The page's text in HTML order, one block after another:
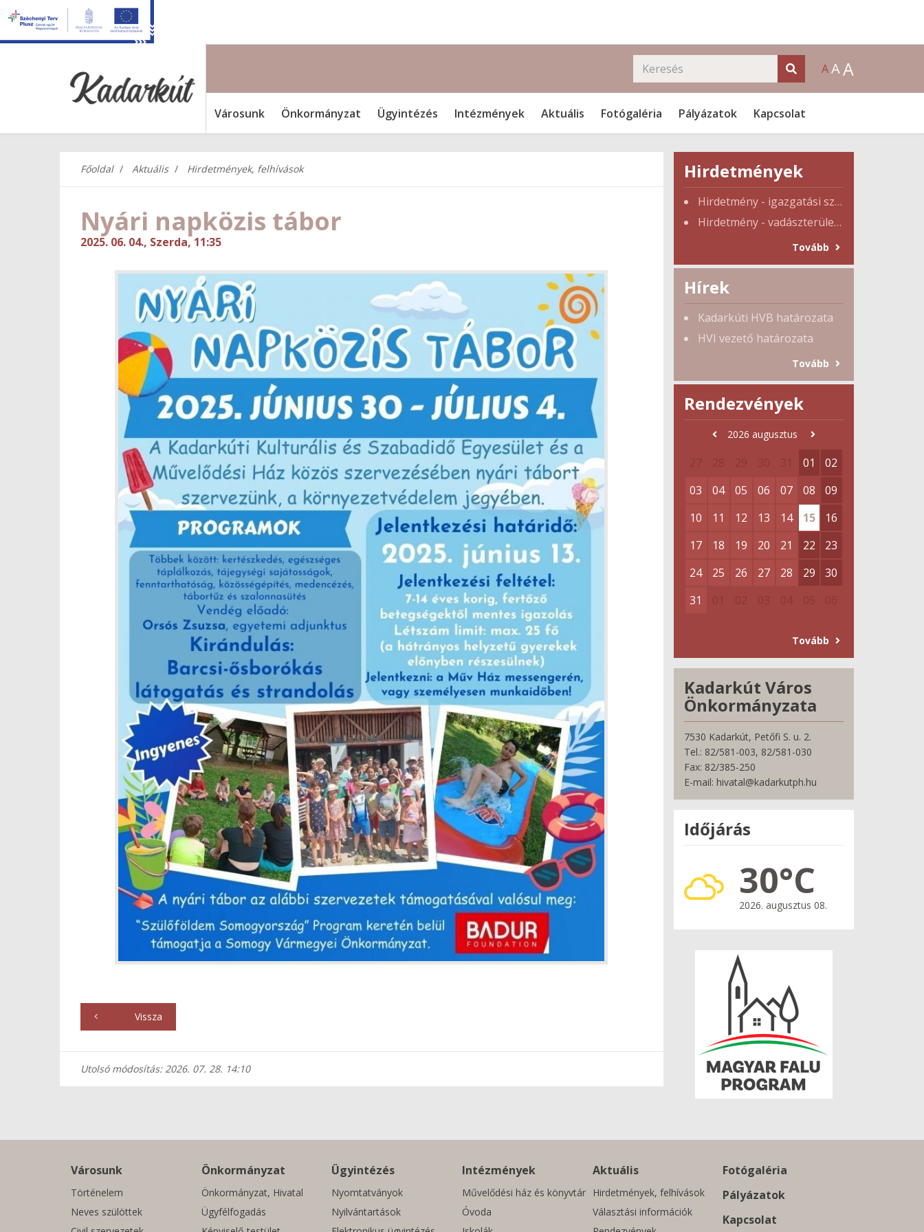
AAA
Városunk Önkormányzat Ügyintézés Intézmények Aktuális Fotógaléria Pályázatok Kapcsolat
Főoldal Aktuális Hirdetmények, felhívások
Nyári napközis tábor
2025. 06. 04., Szerda, 11:35
Vissza
Utolsó módosítás: 2026. 07. 28. 14:10
Hirdetmények
Hirdetmény - igazgatási szünet
Hirdetmény - vadászterület tulajdonosi gyűlés
Tovább
Hírek
Kadarkúti HVB határozata
HVI vezető határozata
Tovább
Rendezvények
2026 augusztus
01
02
03
04 05 06 07 08
09
10
11 12 13 14 15
16
17
18 19 20 21 22
23
24
25 26 27 28 29
30
31
Tovább
Kadarkút Város
Önkormányzata
7530 Kadarkút, Petőfi S. u. 2.
Tel.: 82/581-003, 82/581-030
Fax: 82/385-250
E-mail: hivatal@kadarkutph.hu
Időjárás
30°C
2026. augusztus 08.
Városunk
Történelem
Neves szülöttek
Önkormányzat
Önkormányzat, Hivatal
Ügyfélfogadás
Ügyintézés
Nyomtatványok
Nyilvántartások
Intézmények
Művelődési ház és könyvtár
Óvoda
Aktuális
Hirdetmények, felhívások
Választási információk
Fotógaléria
Pályázatok
Kapcsolat